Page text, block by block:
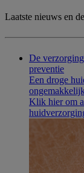
Laatste nieuws en
De
preventie
Een droge
Klik hier om